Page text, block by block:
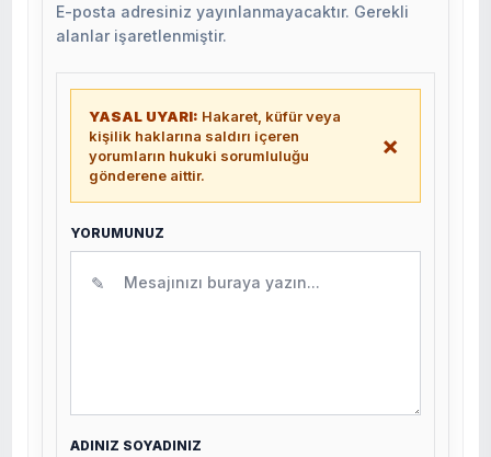
E-posta adresiniz yayınlanmayacaktır. Gerekli
alanlar işaretlenmiştir.
YASAL UYARI: Hakaret, küfür veya
kişilik haklarına saldırı içeren
yorumların hukuki sorumluluğu
gönderene aittir.
×
YORUMUNUZ
✎
ADINIZ SOYADINIZ